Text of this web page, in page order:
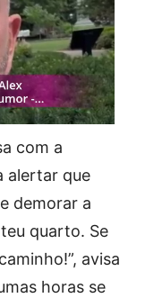
com a
alertar que
demorar a
quarto. Se
avisa
horas se